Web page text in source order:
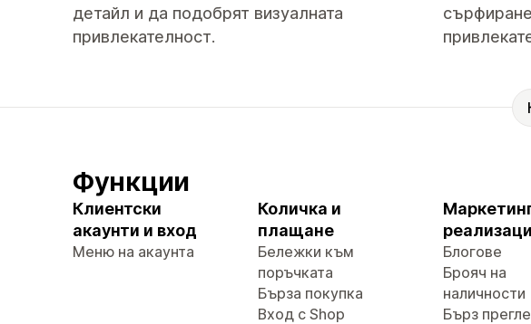
детайл и да подобрят визуалната
привлекателност.
Функции
Клиентски
акаунти и вход
Меню на акаунта
Количка и
плащане
Бележки към
поръчката
Бърза покупка
Вход с Shop
Блогове
Брояч на
наличности
Бърз